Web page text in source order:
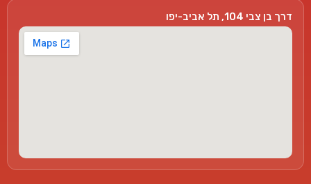
דרך בן צבי 104, תל אביב-יפו